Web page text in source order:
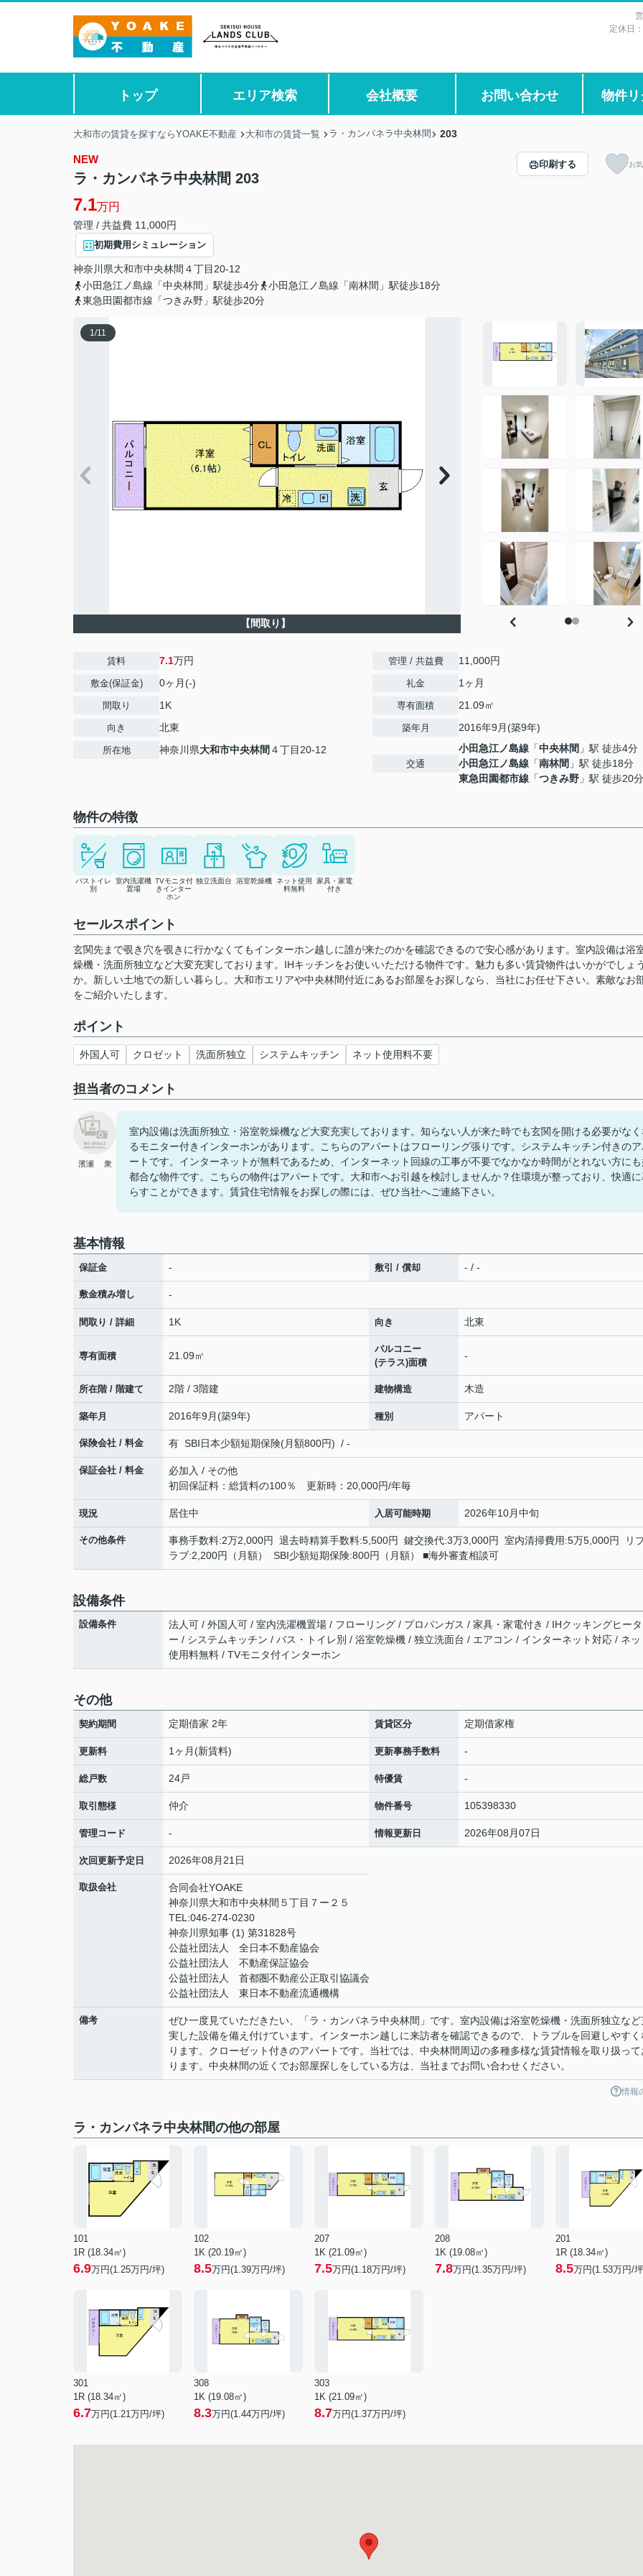
定休日
トップ エリア検索 会社概要 お問い合わせ 物件
大和市の賃貸を探すならYOAKE不動産 大和市の賃貸一覧 ラ・カンパネラ中央林間 203
NEW
ラ・カンパネラ中央林間 203
7.1万円
管理 / 共益費 11,000円
初期費用シミュレーション
神奈川県大和市中央林間 ４丁目20-12
小田急江ノ島線「中央林間」駅徒歩4分
小田急江ノ島線「南林間」駅徒歩18分
東急田園都市線「つきみ野」駅徒歩20分
印刷する お
1/11
【間取り】
賃料 7.1万円
敷金(保証金) 0ヶ月(-)
間取り 1K
向き 北東
所在地 神奈川県大和市中央林間 ４丁目20-12
管理 / 共益費 11,000円
礼金 1ヶ月
専有面積 21.09㎡
築年月 2016年9月(築9年)
交通
小田急江ノ島線 「中央林間 」駅 徒歩4分
小田急江ノ島線 「南林間 」駅 徒歩18分
東急田園都市線 「つきみ野 」駅 徒歩20分
物件の特徴
バストイレ
別
室内洗濯機
置場
TVモニタ付
きインター
ホン
独立洗面台 浴室乾燥機 ネット使用
料無料
家具・家電
付き
セールスポイント
玄関先まで覗き穴を覗きに行かなくてもインターホン越しに誰が来たのかを確認できるので安心感があります。室内設備は浴
燥機・洗面所独立など大変充実しております。IHキッチンをお使いいただける物件です。魅力も多い賃貸物件はいかがでしょ
か。新しい土地での新しい暮らし。大和市エリアや中央林間付近にあるお部屋をお探しなら、当社にお任せ下さい。素敵なお
をご紹介いたします。
ポイント
外国人可 クロゼット 洗面所独立 システムキッチン ネット使用料不要
担当者のコメント
濱瀬 衆
室内設備は洗面所独立・浴室乾燥機など大変充実しております。知らない人が来た時でも玄関を開ける必要がな
るモニター付きインターホンがあります。こちらのアパートはフローリング張りです。システムキッチン付きの
ートです。インターネットが無料であるため、インターネット回線の工事が不要でなかなか時間がとれない方に
都合な物件です。こちらの物件はアパートです。大和市へお引越を検討しませんか？住環境が整っており、快適
らすことができます。賃貸住宅情報をお探しの際には、ぜひ当社へご連絡下さい。
基本情報
保証金 - 敷引 / 償却 - / -
敷金積み増し -
間取り / 詳細 1K 向き 北東
専有面積 21.09㎡
バルコニー
(テラス)面積
-
所在階 / 階建て 2階 / 3階建 建物構造 木造
築年月 2016年9月(築9年) 種別 アパート
保険会社 / 料金 有 SBI日本少額短期保険(月額800円) / -
保証会社 / 料金
必加入 / その他
初回保証料：総賃料の100％ 更新時：20,000円/年毎
現況 居住中 入居可能時期 2026年10月中旬
その他条件
事務手数料:2万2,000円 退去時精算手数料:5,500円 鍵交換代:3万3,000円 室内清掃費用:5万5,000円 リ
ラブ:2,200円（月額） SBI少額短期保険:800円（月額） ■海外審査相談可
設備条件
設備条件
法人可 / 外国人可 / 室内洗濯機置場 / フローリング / プロパンガス / 家具・家電付き / IHクッキングヒータ
ー / システムキッチン / バス・トイレ別 / 浴室乾燥機 / 独立洗面台 / エアコン / インターネット対応 / ネッ
使用料無料 / TVモニタ付インターホン
その他
契約期間 定期借家 2年 賃貸区分 定期借家権
更新料 1ヶ月(新賃料) 更新事務手数料 -
総戸数 24戸 特優賃 -
取引態様 仲介 物件番号 105398330
管理コード - 情報更新日 2026年08月07日
次回更新予定日 2026年08月21日
取扱会社
合同会社YOAKE
神奈川県大和市中央林間５丁目７ー２５
TEL:046-274-0230
神奈川県知事 (1) 第31828号
公益社団法人 全日本不動産協会
公益社団法人 不動産保証協会
公益社団法人 首都圏不動産公正取引協議会
公益社団法人 東日本不動産流通機構
備考
ぜひ一度見ていただきたい、「ラ・カンパネラ中央林間」です。室内設備は浴室乾燥機・洗面所独立など
実した設備を備え付けています。インターホン越しに来訪者を確認できるので、トラブルを回避しやすく
ります。クローゼット付きのアパートです。当社では、中央林間周辺の多種多様な賃貸情報を取り扱って
ります。中央林間の近くでお部屋探しをしている方は、当社までお問い合わせください。
情報
ラ・カンパネラ中央林間の他の部屋
101
1R (18.34㎡)
6.9万円(1.25万円/坪)
102
1K (20.19㎡)
8.5万円(1.39万円/坪)
207
1K (21.09㎡)
7.5万円(1.18万円/坪)
208
1K (19.08㎡)
7.8万円(1.35万円/坪)
201
1R (18.34㎡)
8.5万円(1.53万円/
301
1R (18.34㎡)
6.7万円(1.21万円/坪)
308
1K (19.08㎡)
8.3万円(1.44万円/坪)
303
1K (21.09㎡)
8.7万円(1.37万円/坪)